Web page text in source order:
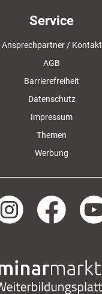
Service
Ansprechpartner / Kontakt
AGB
Barrierefreiheit
Datenschutz
Impressum
Themen
Werbung